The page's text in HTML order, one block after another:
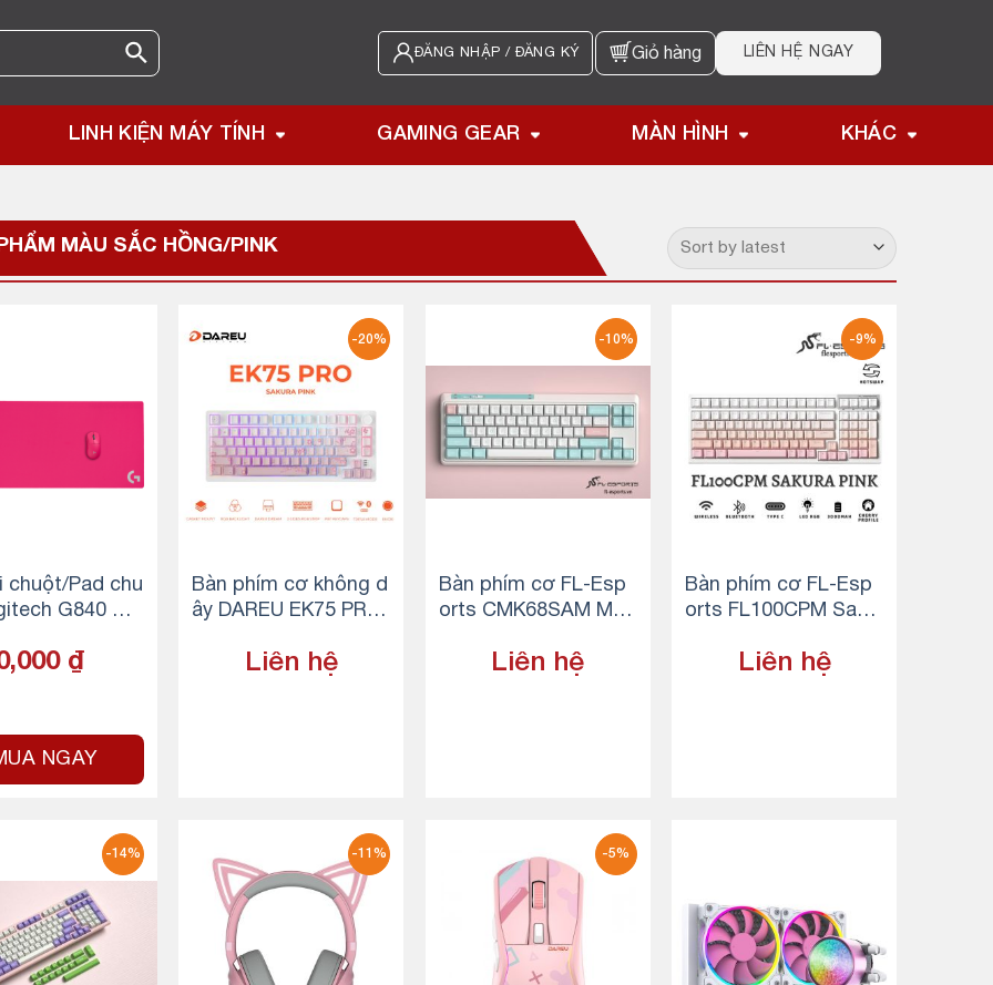
ĐĂNG NHẬP / ĐĂNG KÝ Giỏ hàng LIÊN HỆ NGAY
LINH KIỆN MÁY TÍNH GAMING GEAR MÀN HÌNH KHÁC
MÀU SẮC HỒNG/PINK
chuột/Pad chu
G840 XL
₫
NGAY
-20%
Bàn phím cơ không d
ây DAREU EK75 PRO
Mode, Gasket Mount,
Liên hệ
-10%
Bàn phím cơ FL-Esp
orts CMK68SAM Mar
Liên hệ
-9%
Bàn phím cơ FL-Esp
orts FL100CPM Saku
Liên hệ
-14% -11% -5%